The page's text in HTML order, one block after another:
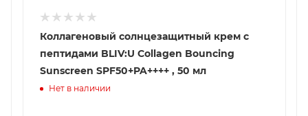
Коллагеновый солнцезащитный крем с
пептидами BLIV:U Collagen Bouncing
Sunscreen SPF50+PA++++ , 50 мл
Нет в наличии